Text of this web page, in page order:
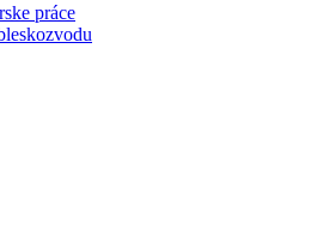
práce